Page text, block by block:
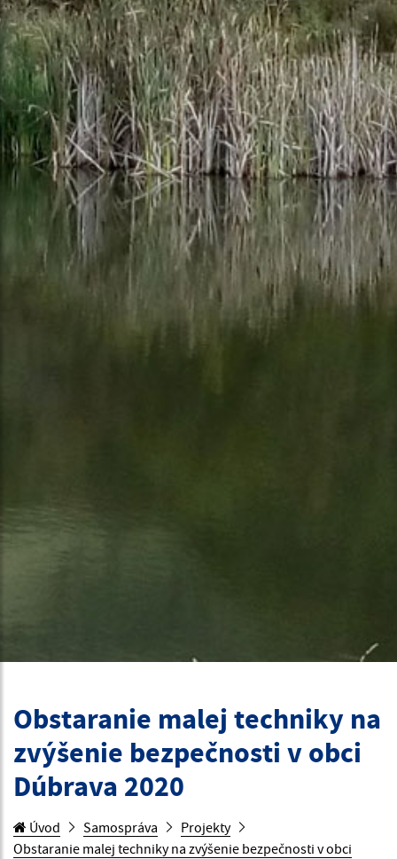
Obstaranie malej techniky na
zvýšenie bezpečnosti v obci
Dúbrava 2020
Úvod Samospráva
Projekty
Obstaranie malej techniky na zvýšenie bezpečnosti v obci